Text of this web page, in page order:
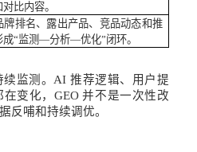
比内容。
牌排名、露出产品、竞品动态和推
成“监测—分析—优化”闭环。
监测。 AI 推荐逻辑、用户提
变化，GEO 并不是一次性改
反哺和持续调优。